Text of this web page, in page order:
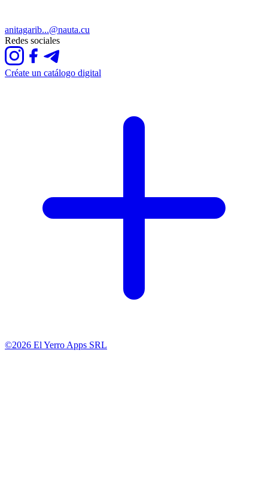
anitagarib...@nauta.cu
Redes sociales
Créate un catálogo digital
©2026 El Yerro Apps SRL